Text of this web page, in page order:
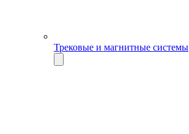
Трековые и магнитные системы